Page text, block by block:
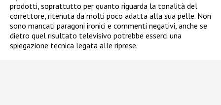
prodotti, soprattutto per quanto riguarda la tonalità del
correttore, ritenuta da molti poco adatta alla sua pelle. Non
sono mancati paragoni ironici e commenti negativi, anche se
dietro quel risultato televisivo potrebbe esserci una
spiegazione tecnica legata alle riprese.